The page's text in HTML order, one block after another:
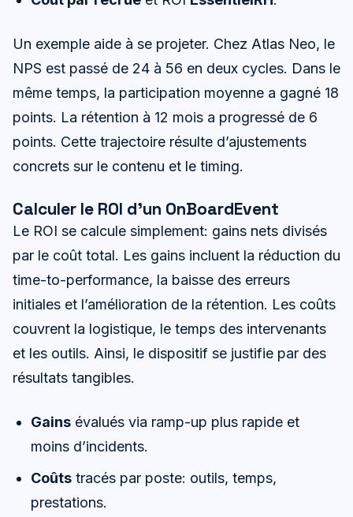
Un exemple aide à se projeter. Chez Atlas Neo, le
NPS est passé de 24 à 56 en deux cycles. Dans le
même temps, la participation moyenne a gagné 18
points. La rétention à 12 mois a progressé de 6
points. Cette trajectoire résulte d’ajustements
concrets sur le contenu et le timing.
Calculer le ROI d’un OnBoardEvent
Le ROI se calcule simplement: gains nets divisés
par le coût total. Les gains incluent la réduction du
time-to-performance, la baisse des erreurs
initiales et l’amélioration de la rétention. Les coûts
couvrent la logistique, le temps des intervenants
et les outils. Ainsi, le dispositif se justifie par des
résultats tangibles.
Gains évalués via ramp-up plus rapide et
moins d’incidents.
Coûts tracés par poste: outils, temps,
prestations.